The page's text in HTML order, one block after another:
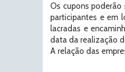
Os cupons
participantes e em
lacradas e
data da realização
A relação das